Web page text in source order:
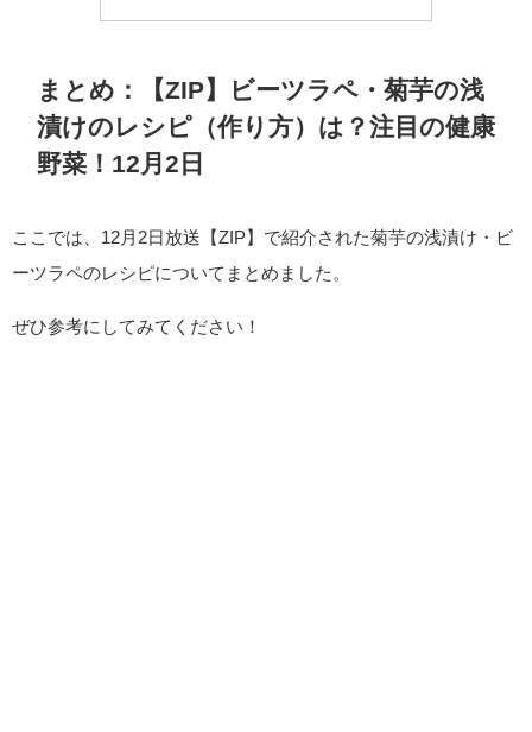
まとめ：【ZIP】ビーツラペ・菊芋の浅
漬けのレシピ（作り方）は？注目の健康
野菜！12月2日
ここでは、12月2日放送【ZIP】で紹介された菊芋の浅漬け・ビ
ーツラペのレシピについてまとめました。
ぜひ参考にしてみてください！